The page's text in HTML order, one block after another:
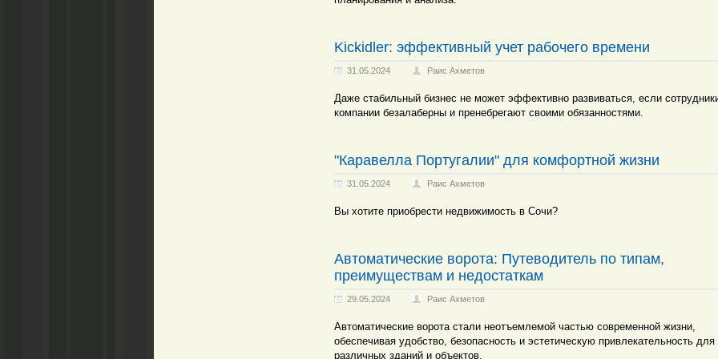
Kickidler: эффективный учет рабочего времени
31.05.2024 Раис Ахметов
Даже стабильный бизнес не может эффективно развиваться, если
компании безалаберны и пренебрегают своими обязанностями.
"Каравелла Португалии" для комфортной жизни
31.05.2024 Раис Ахметов
Вы хотите приобрести недвижимость в Сочи?
Автоматические ворота: Путеводитель по типам,
преимуществам и недостаткам
29.05.2024 Раис Ахметов
Автоматические ворота стали неотъемлемой частью современной жизни,
обеспечивая удобство, безопасность и эстетическую привлекательность для
различных зданий и объектов.